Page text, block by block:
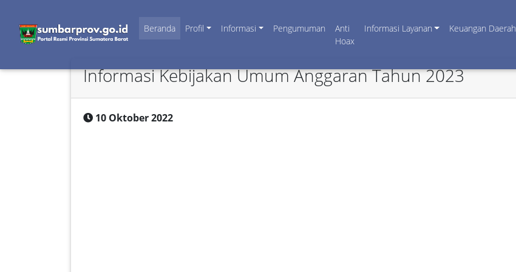
Beranda Profil Informasi Pengumuman
Anti
Hoax
Informasi Layanan Keuangan Daerah
Informasi Kebijakan Umum Anggaran Tahun 2023
10 Oktober 2022